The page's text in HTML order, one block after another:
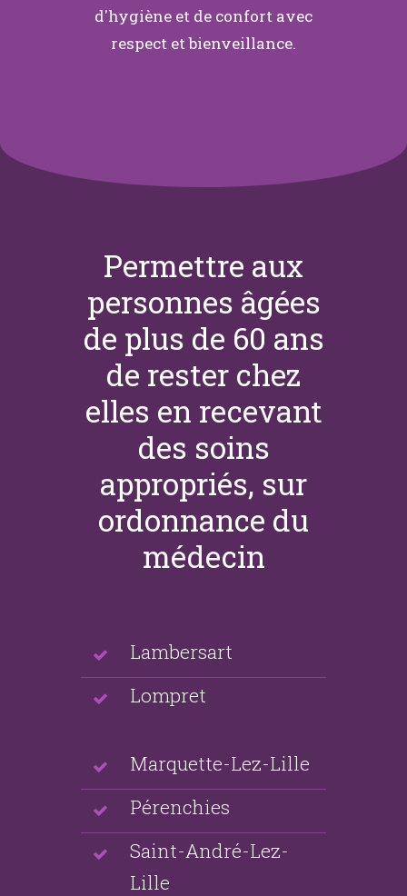
d'hygiène et de confort avec
respect et bienveillance.
Permettre aux
personnes âgées
de plus de 60 ans
de rester chez
elles en recevant
des soins
appropriés, sur
ordonnance du
médecin
Lambersart
Lompret
Marquette-Lez-Lille
Pérenchies
Saint-André-Lez-
Lille